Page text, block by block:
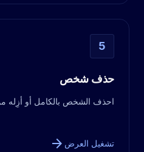
5
حذف شخص
احذف الشخص بالكامل أو أزِله
تشغيل العرض arrow_forward